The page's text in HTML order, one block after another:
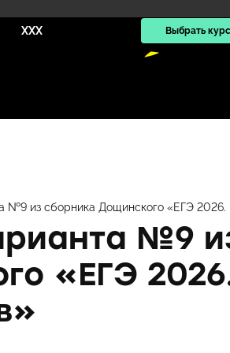
XXX Выбрать курс
№9 из сборника Дощинского «ЕГЭ 2026.
№9
«ЕГЭ